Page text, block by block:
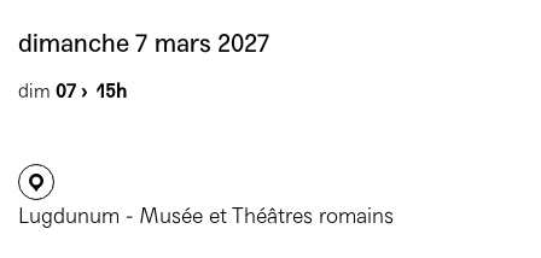
dimanche 7 mars 2027
dim 07 › 15h
Lugdunum - Musée et Théâtres romains